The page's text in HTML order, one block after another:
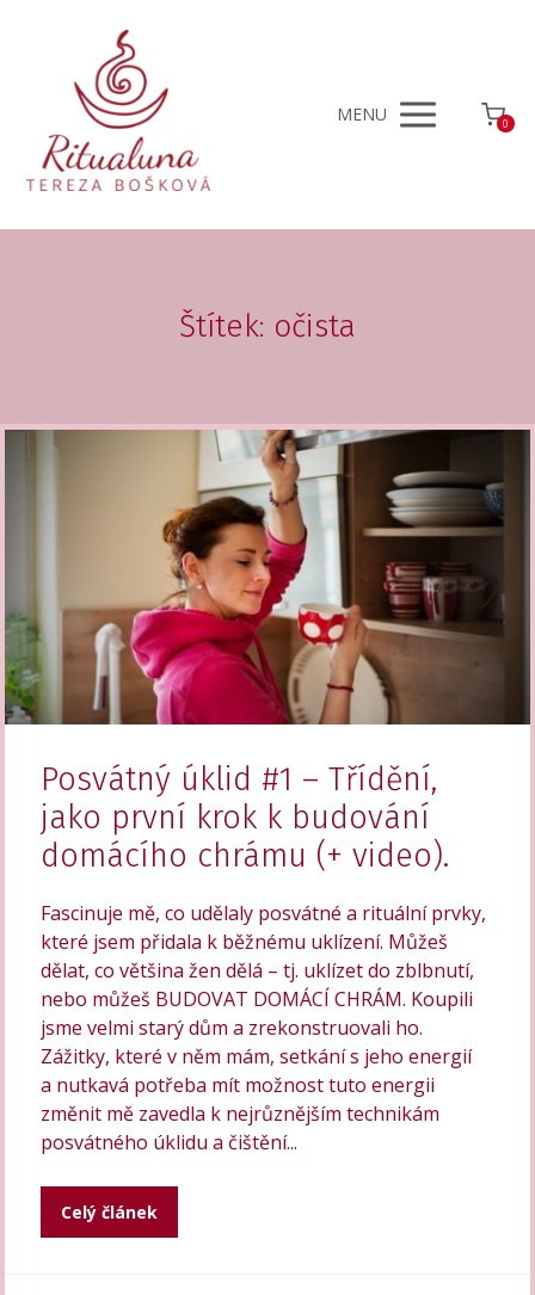
MENU 0
Štítek: očista
Posvátný úklid #1 – Třídění,
jako první krok k budování
domácího chrámu (+ video).
Fascinuje mě, co udělaly posvátné a rituální prvky,
které jsem přidala k běžnému uklízení. Můžeš
dělat, co většina žen dělá – tj. uklízet do zblbnutí,
nebo můžeš BUDOVAT DOMÁCÍ CHRÁM. Koupili
jsme velmi starý dům a zrekonstruovali ho.
Zážitky, které v něm mám, setkání s jeho energií
a nutkavá potřeba mít možnost tuto energii
změnit mě zavedla k nejrůznějším technikám
posvátného úklidu a čištění...
Celý článek